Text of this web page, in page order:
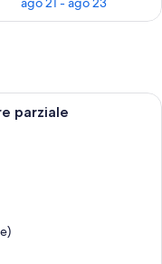
d'hotel con un letto grande,
parziale